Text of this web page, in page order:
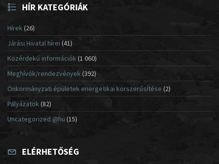
HÍR KATEGÓRIÁK
Hírek(26)
Járási Hivatal hírei (41)
Közérdekű információk(1 060)
Meghívók/rendezvények (392)
Önkormányzati épületek energetikai korszerűsítése (2)
Pályázatok (82)
Uncategorized @hu (15)
ELÉRHETŐSÉG